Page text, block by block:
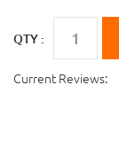
QTY :
Current Reviews: